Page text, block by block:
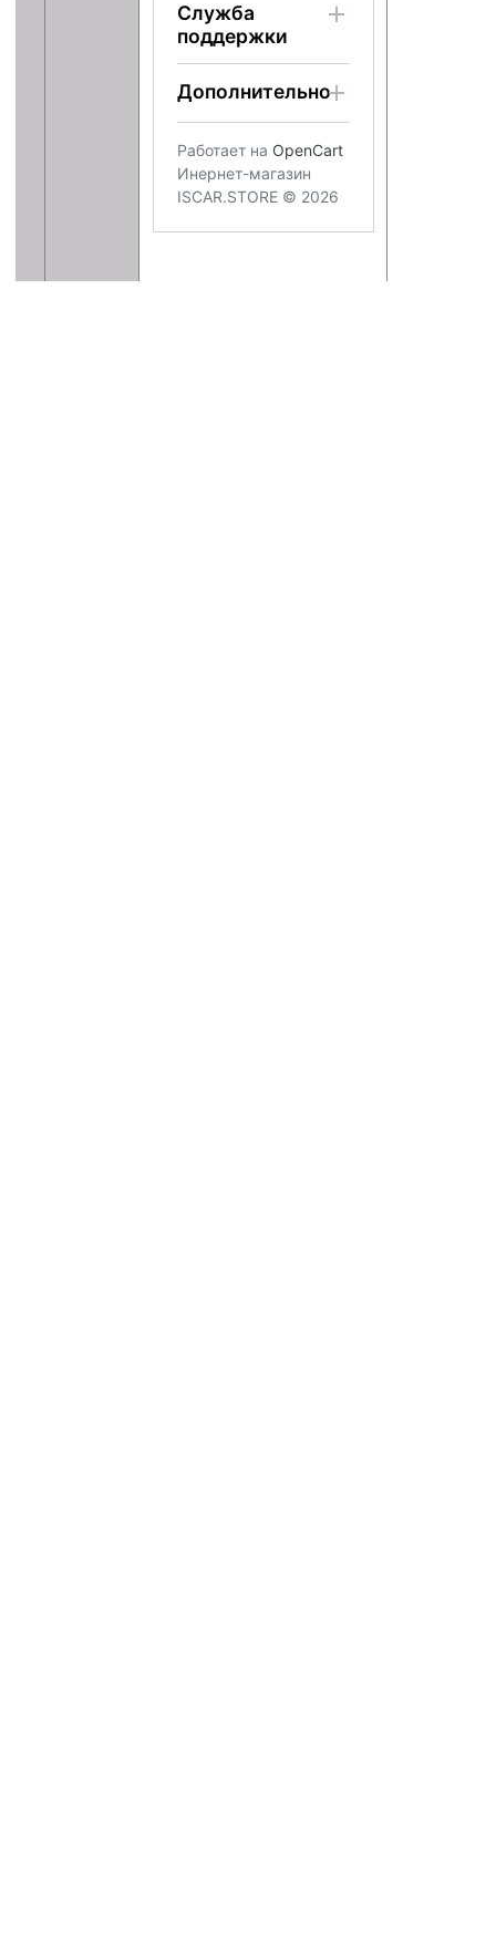
Служба
поддержки
Дополнительно
Работает на OpenCart
Инернет-магазин
ISCAR.STORE © 2026